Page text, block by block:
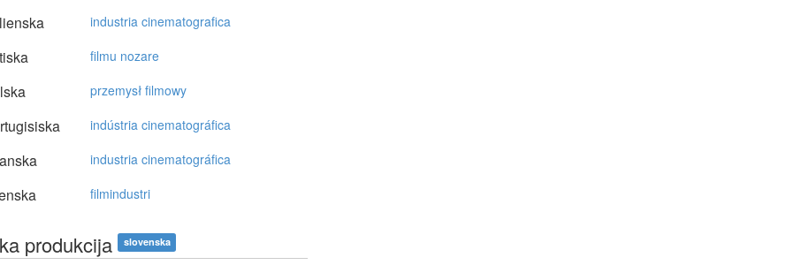
industria cinematografica
filmu nozare
przemysł filmowy
indústria cinematográfica
industria cinematográfica
filmindustri
produkcija slovenska